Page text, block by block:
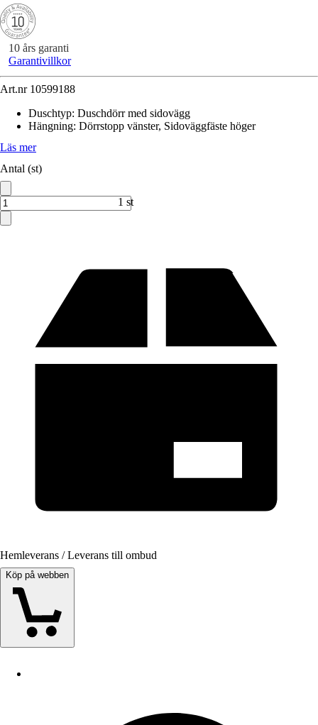
10 års garanti
Garantivillkor
Art.nr 10599188
Duschtyp: Duschdörr med sidovägg
Hängning: Dörrstopp vänster, Sidoväggfäste höger
Läs mer
Antal (st)
1 st
Hemleverans / Leverans till ombud
Köp på webben